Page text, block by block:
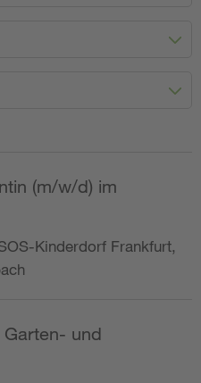
(m/w/d) im
Kinderdorf Frankfurt,
und